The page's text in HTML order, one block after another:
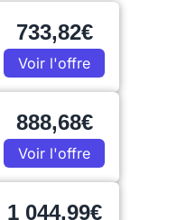
733,82€
Voir l'offre
888,68€
Voir l'offre
1 044,99€